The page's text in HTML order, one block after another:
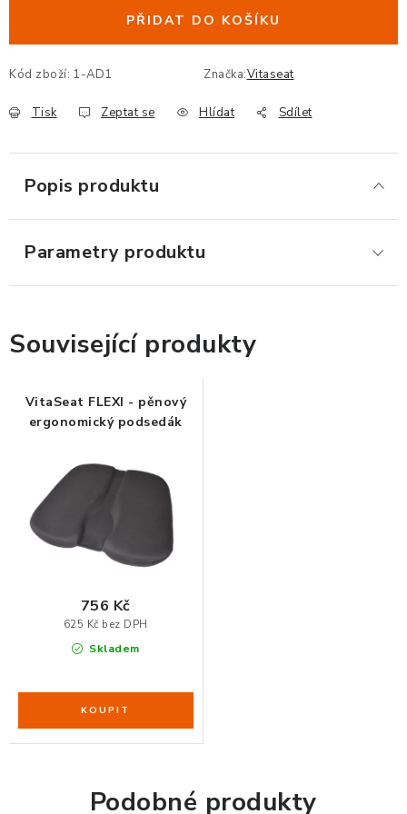
ERGONOMICKÉ PRODUKTY
BEDERNÍ A KRČNÍ OPĚRKY
PODLOŽKY POD NOHY
VÝSUVY A DRŽÁKY NA KLÁVESNICI
DRŽÁKY A ZÁVĚSY PC
STOJANY POD NOTEBOOK
STOJANY NA DOKUMENTY
LED STOLNÍ LAMPY
ZÁSUVKOVÉ BOXY
SCHRÁNKY NA KLÍČE A LÉKY
PŘIDAT DO KOŠÍKU
Kód zboží: 1-AD1 Značka:Vitaseat
Tisk Zeptat se Hlídat Sdílet
Popis produktu
Parametry produktu
Související produkty
VitaSeat FLEXI - pěnový
ergonomický podsedák
Skladem
625 Kč bez DPH
756 Kč
Podobné produkty